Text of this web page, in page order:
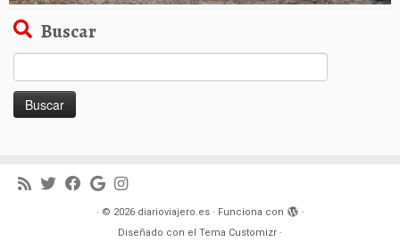
Buscar
· © 2026 diarioviajero.es· Funciona con
·
Diseñado con el Tema Customizr ·